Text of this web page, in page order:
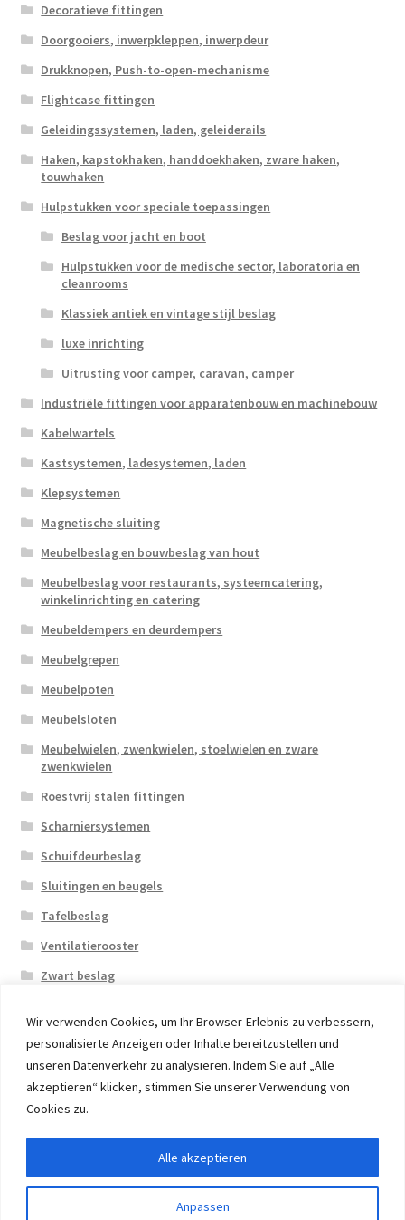
Wir verwenden Cookies, um Ihr Browser-Erlebnis zu verbessern,
personalisierte Anzeigen oder Inhalte bereitzustellen und
unseren Datenverkehr zu analysieren. Indem Sie auf „Alle
akzeptieren“ klicken, stimmen Sie unserer Verwendung von
Cookies zu.
Anpassen
Alle akzeptieren
Decoratieve fittingen
Doorgooiers, inwerpkleppen, inwerpdeur
Drukknopen, Push-to-open-mechanisme
Flightcase fittingen
Geleidingssystemen, laden, geleiderails
Haken, kapstokhaken, handdoekhaken, zware haken,
touwhaken
Hulpstukken voor speciale toepassingen
Beslag voor jacht en boot
Hulpstukken voor de medische sector, laboratoria en
cleanrooms
Klassiek antiek en vintage stijl beslag
luxe inrichting
Uitrusting voor camper, caravan, camper
Industriële fittingen voor apparatenbouw en machinebouw
Kabelwartels
Kastsystemen, ladesystemen, laden
Klepsystemen
Magnetische sluiting
Meubelbeslag en bouwbeslag van hout
Meubelbeslag voor restaurants, systeemcatering,
winkelinrichting en catering
Meubeldempers en deurdempers
Meubelgrepen
Meubelpoten
Meubelsloten
Meubelwielen, zwenkwielen, stoelwielen en zware
zwenkwielen
Roestvrij stalen fittingen
Scharniersystemen
Schuifdeurbeslag
Sluitingen en beugels
Tafelbeslag
Ventilatierooster
Zwart beslag
© 2026 Eruon Trade UG, Germany, member of the ERUON